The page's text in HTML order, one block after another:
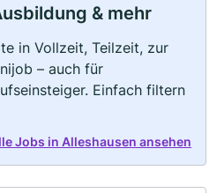
& mehr
in Vollzeit, Teilzeit, zur
– auch für
Einfach filtern
Jobs in Alleshausen ansehen